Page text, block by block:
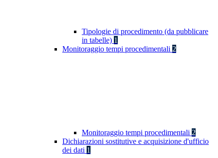
Tipologie di procedimento (da pubblicare
in tabelle) 1
Monitoraggio tempi procedimentali 2
Monitoraggio tempi procedimentali 2
Dichiarazioni sostitutive e acquisizione d'ufficio
dei dati 1